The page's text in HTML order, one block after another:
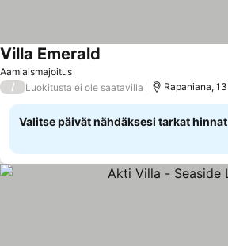
Aamiaismajoitus
Villa Emerald
/ Luokitusta ei ole saatavilla
Valitse päivät nähdäksesi tarkat hinnat